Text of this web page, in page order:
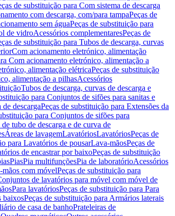
de substituição para Com sistema de descarga
com descarga, com/para tampaPeças de
sem águaPeças de substituição para
de vidroAcessórios complementaresPeças de
de substituição para Tubos de descarga, curvas
Com acionamento eletrónico, alimentação
Com acionamento eletrónico, alimentação a
alimentação elétricaPeças de substituição
alimentação a pilhasAcessórios
Tubos de descarga, curvas de descarga e
para Conjuntos de sifões para sanitas e
descargaPeças de substituição para Extensões da
para Conjuntos de sifões para
tubo de descarga e de curva de
Áreas de lavagemLavatóriosLavatóriosPeças de
para Lavatórios de pousarLava-mãosPeças de
de encastrar por baixoPeças de substituição
PiasPia multifunçõesPia de laboratórioAcessórios
com móvelPeças de substituição para
de lavatórios para móvel com móvel de
Para lavatóriosPeças de substituição para Para
baixosPeças de substituição para Armários laterais
de casa de banhoPrateleiras de